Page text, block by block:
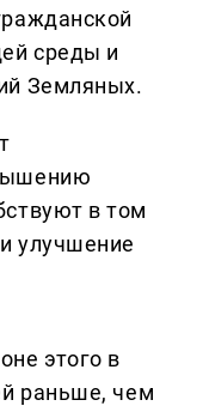
среды и
Земляных.
в том
улучшение
этого в
раньше, чем